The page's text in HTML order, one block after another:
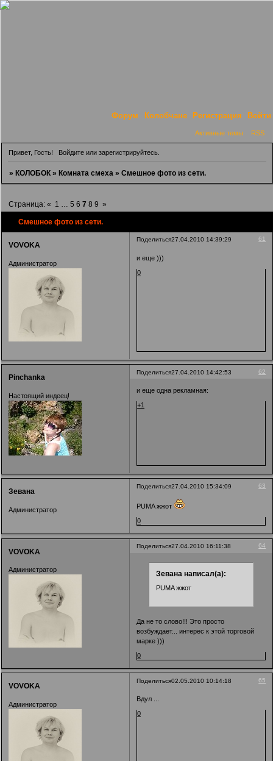
Форум Колобчане Регистрация Войти
Активные темы RSS
Привет, Гость! Войдитеили зарегистрируйтесь.
»КОЛОБОК »Комната смеха »Смешное фото из сети.
Смешное фото из сети.
Страница:« 1 … 5 6 7 8 9 »
Поделиться 61
27.04.2010 14:39:29
VOVOKA
Администратор
и еще )))
0
Поделиться 62
27.04.2010 14:42:53
Pinchanka
Настоящий индеец!
и еще одна рекламная:
+1
Поделиться 63
27.04.2010 15:34:09
Зевана
Администратор
PUMA жжот
0
Поделиться 64
27.04.2010 16:11:38
VOVOKA
Администратор Зевана написал(а):
PUMA жжот
Да не то слово!!! Это просто
возбуждает... интерес к этой торговой
марке )))
0
Поделиться 65
02.05.2010 10:14:18
VOVOKA
Администратор
Вдул ...
0